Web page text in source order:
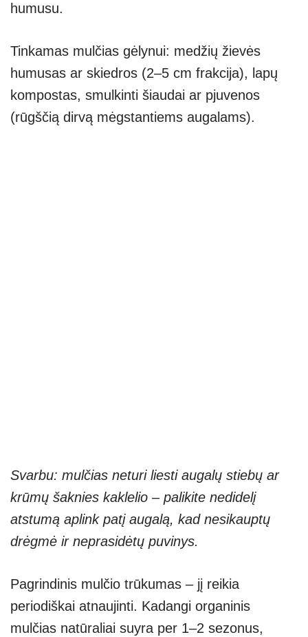
humusu.
Tinkamas mulčias gėlynui: medžių žievės
humusas ar skiedros (2–5 cm frakcija), lapų
kompostas, smulkinti šiaudai ar pjuvenos
(rūgščią dirvą mėgstantiems augalams).
Svarbu: mulčias neturi liesti augalų stiebų ar
krūmų šaknies kaklelio – palikite nedidelį
atstumą aplink patį augalą, kad nesikauptų
drėgmė ir neprasidėtų puvinys.
Pagrindinis mulčio trūkumas – jį reikia
periodiškai atnaujinti. Kadangi organinis
mulčias natūraliai suyra per 1–2 sezonus,